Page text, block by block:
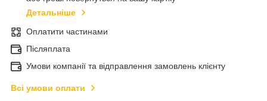
Детальніше
Оплатити частинами
Післяплата
Умови компанії та відправлення замовлень клієнту
Всі умови оплати